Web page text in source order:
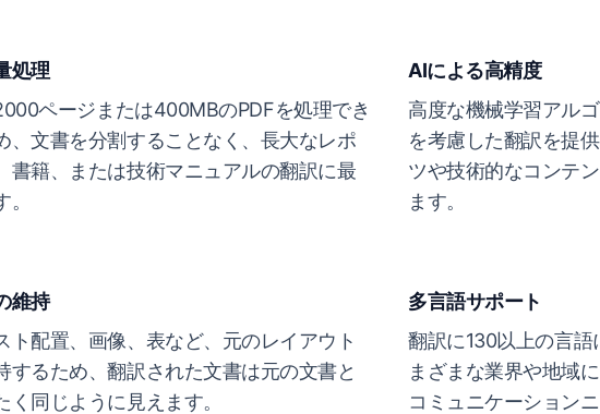
処理
ページまたは400MBのPDFを処理でき
、文書を分割することなく、長大なレポ
書籍、または技術マニュアルの翻訳に最
AIによる高精度
高度な機械学習アル
を考慮した翻訳を提
ツや技術的なコンテ
ます。
維持
ト配置、画像、表など、元のレイアウト
するため、翻訳された文書は元の文書と
く同じように見えます。
多言語サポート
翻訳に130以上の言語
まざまな業界や地域
コミュニケーション